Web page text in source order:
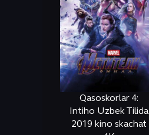
Qasoskorlar 4:
Intiho Uzbek Tilida
2019 kino skachat